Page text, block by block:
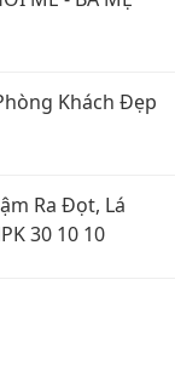
Khách Đẹp
Ra Đọt, Lá
30 10 10